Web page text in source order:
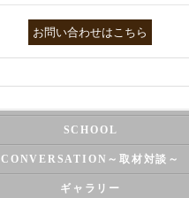
お問い合わせはこちら
SCHOOL
CONVERSATION～取材対談～
ギャラリー